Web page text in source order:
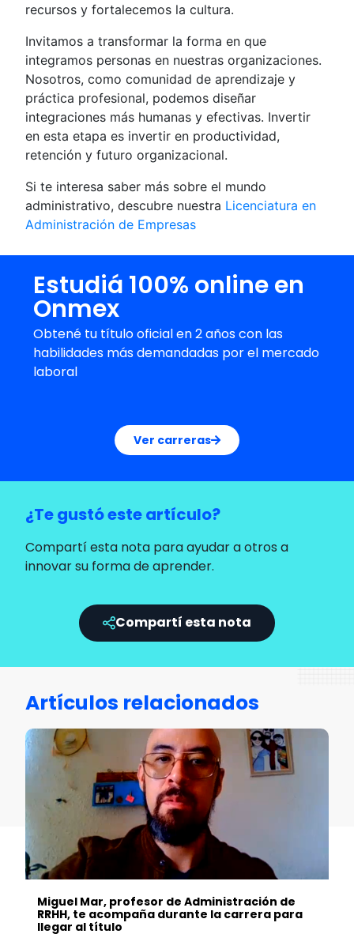
recursos y fortalecemos la cultura.
Invitamos a transformar la forma en que
integramos personas en nuestras organizaciones.
Nosotros, como comunidad de aprendizaje y
práctica profesional, podemos diseñar
integraciones más humanas y efectivas. Invertir
en esta etapa es invertir en productividad,
retención y futuro organizacional.
Si te interesa saber más sobre el mundo
administrativo, descubre nuestra Licenciatura en
Administración de Empresas
Estudiá 100% online en
Onmex
Obtené tu título oficial en 2 años con las
habilidades más demandadas por el mercado
laboral
Ver carreras
¿Te gustó este artículo?
Compartí esta nota para ayudar a otros a
innovar su forma de aprender.
Compartí esta nota
Artículos relacionados
Miguel Mar, profesor de Administración de
RRHH, te acompaña durante la carrera para
llegar al título